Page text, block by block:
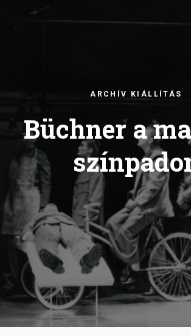
ARCHÍV KIÁLLÍTÁS
Büchner a